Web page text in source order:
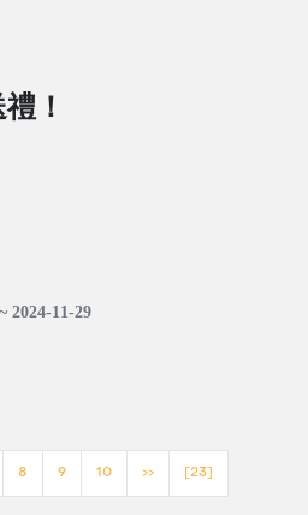
！
2024-11-29
8 9 10 >> [23]